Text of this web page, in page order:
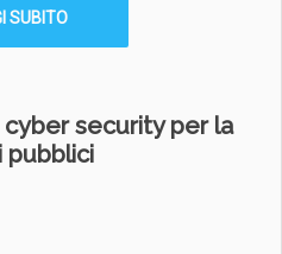
SUBITO
cyber security per la
pubblici